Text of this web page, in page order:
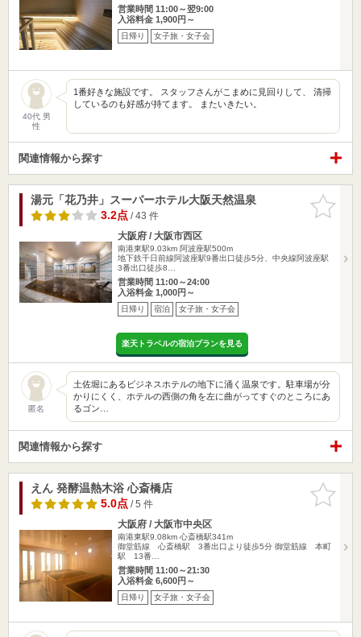
営業時間 11:00～翌9:00
入浴料金 1,900円～
日帰り 女子旅・女子会
40代 男
性
1番好きな施設です。 スタッフさんがこまめに見回りして、 清掃
しているのも好感が持てます。 またいきたい。
関連情報から探す
お気に入
りに追加
湯元「花乃井」スーパーホテル大阪天然温泉
3.2点/ 43 件
大阪府 / 大阪市西区
南港東駅9.03km 阿波座駅500m
地下鉄千日前線阿波座駅9番出口徒歩5分、中央線阿波座駅
3番出口徒歩8…
営業時間 11:00～24:00
入浴料金 1,000円～
日帰り 宿泊 女子旅・女子会
楽天トラベルの宿泊プランを見る
匿名
土佐堀にあるビジネスホテルの地下に涌く温泉です。駐車場が分
かりにくく、ホテルの西側の角を左に曲がってすぐのところにあ
るゴン…
関連情報から探す
お気に入
りに追加
えん 発酵温熱木浴 心斎橋店
5.0点/ 5 件
大阪府 / 大阪市中央区
南港東駅9.08km 心斎橋駅341m
御堂筋線 心斎橋駅 3番出口より徒歩5分 御堂筋線 本町
駅 13番…
営業時間 11:00～21:30
入浴料金 6,600円～
日帰り 女子旅・女子会